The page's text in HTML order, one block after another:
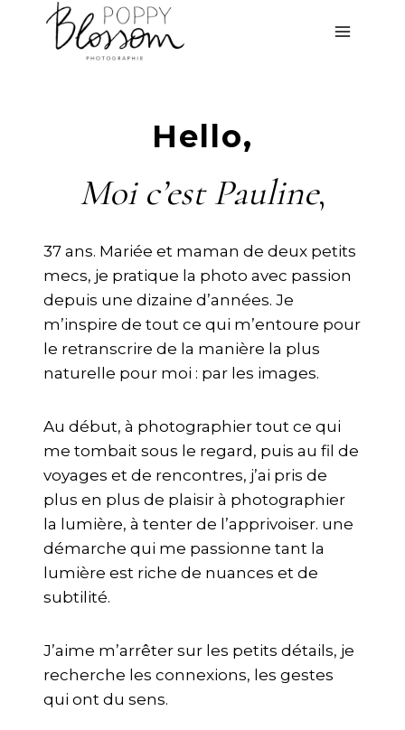
Hello,
Moi c’est Pauline,
37 ans. Mariée et maman de deux petits
mecs, je pratique la photo avec passion
depuis une dizaine d’années. Je
m’inspire de tout ce qui m’entoure pour
le retranscrire de la manière la plus
naturelle pour moi : par les images.
Au début, à photographier tout ce qui
me tombait sous le regard, puis au fil de
voyages et de rencontres, j’ai pris de
plus en plus de plaisir à photographier
la lumière, à tenter de l’apprivoiser. une
démarche qui me passionne tant la
lumière est riche de nuances et de
subtilité.
J’aime m’arrêter sur les petits détails, je
recherche les connexions, les gestes
qui ont du sens.